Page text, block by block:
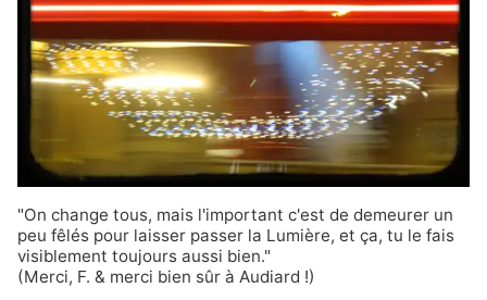
"On change tous, mais l'important c'est de demeurer un
peu fêlés pour laisser passer la Lumière, et ça, tu le fais
visiblement toujours aussi bien."
(Merci, F. & merci bien sûr à Audiard !)